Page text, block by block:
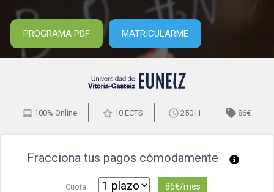
PROGRAMA PDF MATRICULARME
100% Online 10 ECTS 250 H 86€
Fracciona tus pagos cómodamente
Cuota: 86€/mes